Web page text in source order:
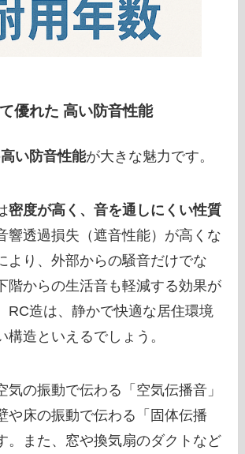
優れた 高い防音性能
高い防音性能が大きな魅力です。
密度が高く、音を通しにくい性質
響透過損失（遮音性能）が高くな
より、外部からの騒音だけでな
階からの生活音も軽減する効果が
RC造は、静かで快適な居住環境
構造といえるでしょう。
気の振動で伝わる「空気伝播音」
や床の振動で伝わる「固体伝播
。また、窓や換気扇のダクトなど